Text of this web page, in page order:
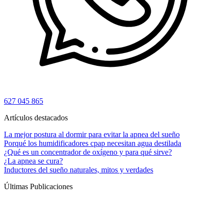
627 045 865
Artículos destacados
La mejor postura al dormir para evitar la apnea del sueño
Porqué los humidificadores cpap necesitan agua destilada
¿Qué es un concentrador de oxígeno y para qué sirve?
¿La apnea se cura?
Inductores del sueño naturales, mitos y verdades
Últimas Publicaciones